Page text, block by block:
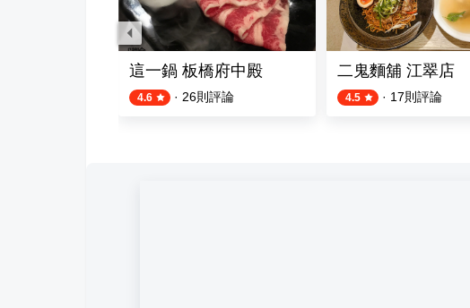
Xin Xin Stone Hot Pot這一鍋 板橋府中殿
4.6 · 26則評論
二鬼麵舖 江翠店
4.5 · 17則評論